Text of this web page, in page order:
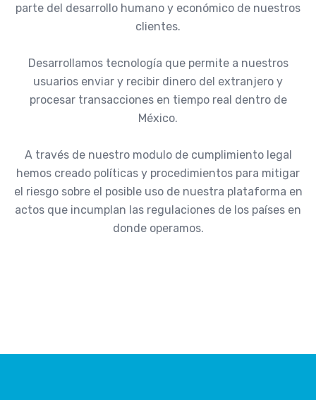
parte del desarrollo humano y económico de nuestros
clientes.
Desarrollamos tecnología que permite a nuestros
usuarios enviar y recibir dinero del extranjero y
procesar transacciones en tiempo real dentro de
México.
A través de nuestro modulo de cumplimiento legal
hemos creado políticas y procedimientos para mitigar
el riesgo sobre el posible uso de nuestra plataforma en
actos que incumplan las regulaciones de los países en
donde operamos.